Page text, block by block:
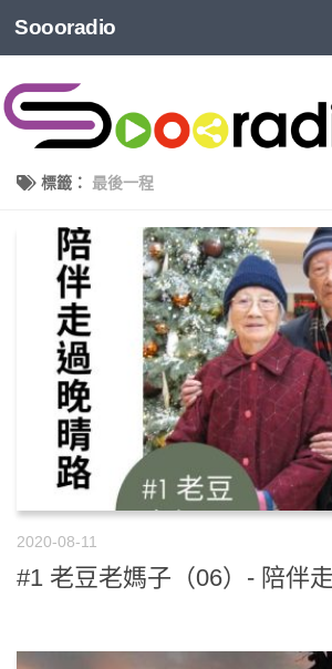
Soooradio
標籤： 最後一程
2020-08-11
#1 老豆老媽子（06）- 陪伴